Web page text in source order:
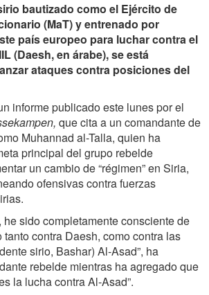
bautizado como el Ejército de
(MaT) y entrenado por
país europeo para luchar contra el
(Daesh, en árabe), se está
ataques contra posiciones del
informe publicado este lunes por el
, que cita a un comandante de
Muhannad al-Talla, quien ha
principal del grupo rebelde
un cambio de “régimen” en Siria,
ofensivas contra fuerzas
he sido completamente consciente de
contra Daesh, como contra las
sirio, Bashar) Al-Asad”, ha
rebelde mientras ha agregado que
la lucha contra Al-Asad”.